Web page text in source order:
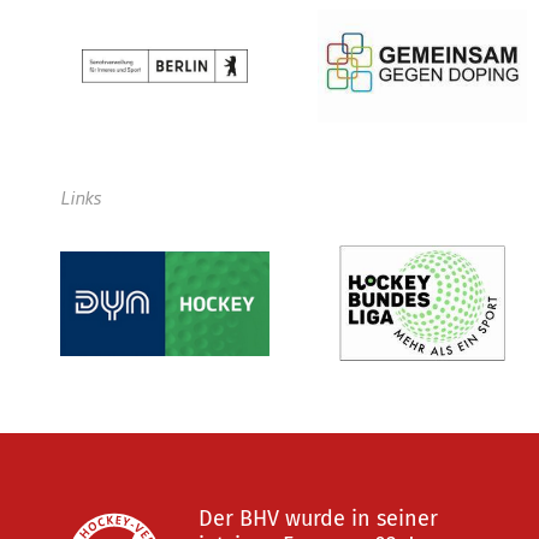
Links
Der BHV wurde in seiner